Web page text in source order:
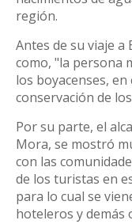
región.
Antes de su viaje a
como, "la persona
los boyacenses,
conservación de
Por su parte, el
Mora, se mostró
con las
de los turistas en
para lo cual se
hoteleros y demás